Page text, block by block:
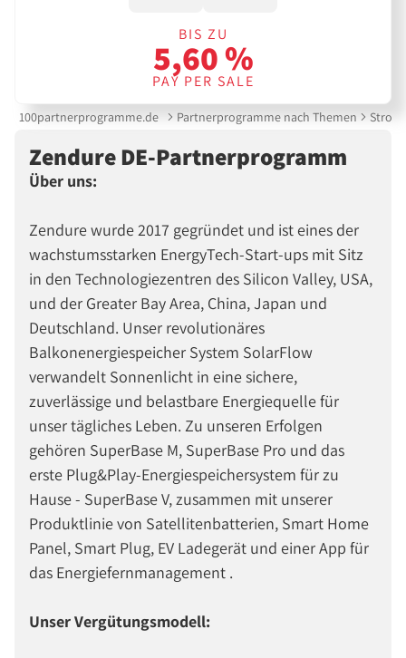
BIS ZU
5,60 %
PAY PER SALE
100partnerprogramme.de Partnerprogramme nach Themen Strom
Zendure DE-Partnerprogramm
Über uns:
Zendure wurde 2017 gegründet und ist eines der
wachstumsstarken EnergyTech-Start-ups mit Sitz
in den Technologiezentren des Silicon Valley, USA,
und der Greater Bay Area, China, Japan und
Deutschland. Unser revolutionäres
Balkonenergiespeicher System SolarFlow
verwandelt Sonnenlicht in eine sichere,
zuverlässige und belastbare Energiequelle für
unser tägliches Leben. Zu unseren Erfolgen
gehören SuperBase M, SuperBase Pro und das
erste Plug&Play-Energiespeichersystem für zu
Hause - SuperBase V, zusammen mit unserer
Produktlinie von Satellitenbatterien, Smart Home
Panel, Smart Plug, EV Ladegerät und einer App für
das Energiefernmanagement .
Unser Vergütungsmodell: